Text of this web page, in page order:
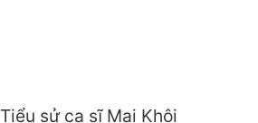
Tiểu sử ca sĩ Mai Khôi